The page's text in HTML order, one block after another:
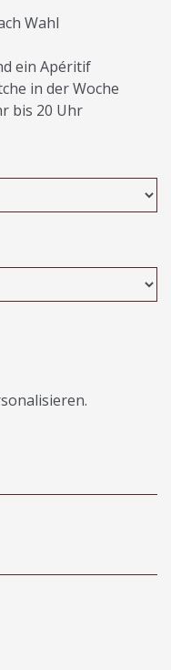
Wahl
ein Apéritif
in der Woche
bis 20 Uhr